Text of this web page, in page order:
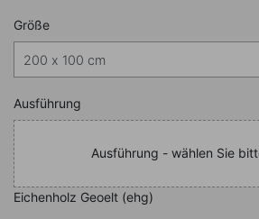
Nachfolgend können
Größe
Nachfolgend können
Ausführung
Ausführung - wählen Sie
Eichenholz Geoelt (ehg)